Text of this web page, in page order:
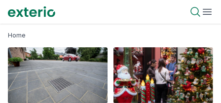
Overslaan
en
inhoud
gaan
Exterio
Open
Kruimelpad
Home